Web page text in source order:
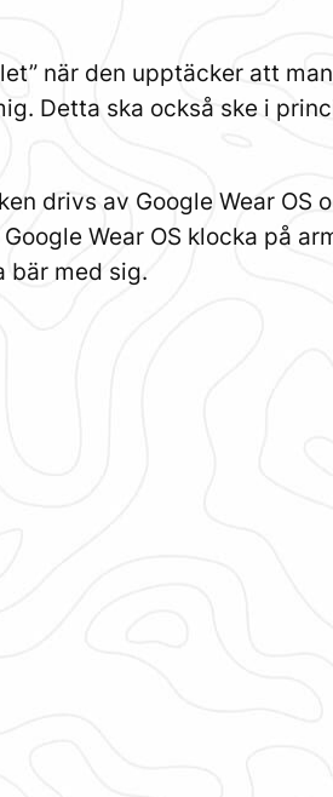
när den upptäcker att
Detta ska också ske i
drivs av Google Wear OS
Wear OS klocka på
bär med sig.